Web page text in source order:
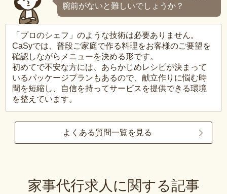
腕前がないと難しいでしょうか？
「プロのシェフ」のような技術は必要ありません。
CaSyでは、普段ご家庭で作る料理をお客様のご要望を
確認しながらメニューを決める形です。
初めてで不安な方には、あらかじめレシピが決まって
いるパッケージプランもあるので、献立作りに悩む時
間を短縮し、自信を持ってサービスを提供できる環境
を整えています。
よくある質問一覧を見る
家事代行求人に関する記事